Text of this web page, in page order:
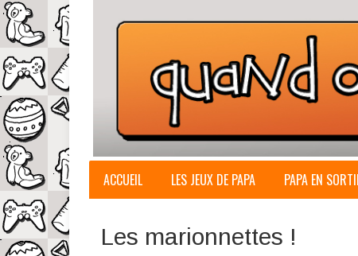
ACCUEIL LES JEUX DE PAPA PAPA EN
Les marionnettes !